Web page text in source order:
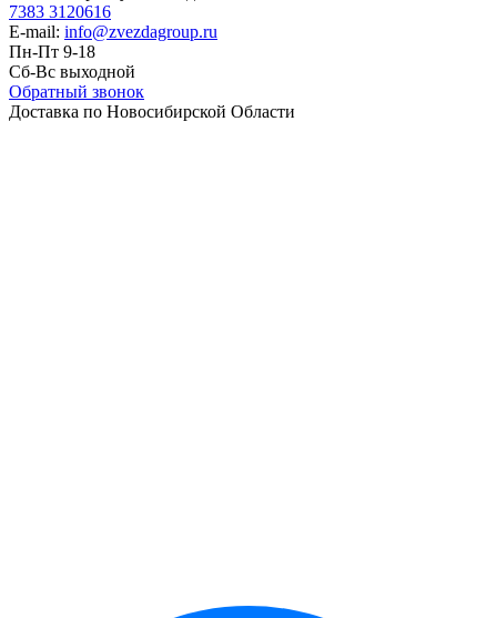
7383 3120616
E-mail: info@zvezdagroup.ru
Пн-Пт 9-18
Сб-Вс выходной
Обратный звонок
Доставка по Новосибирской Области